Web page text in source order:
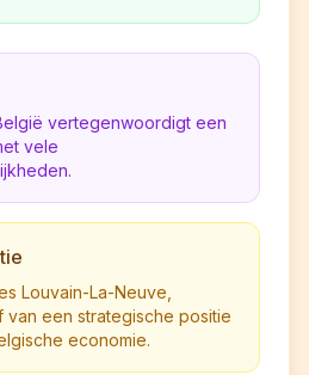
vertegenwoordigt een
vele
Louvain-La-Neuve,
een strategische positie
economie.